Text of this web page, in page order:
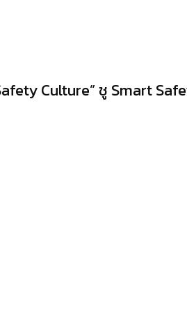
Culture” ชู Smart